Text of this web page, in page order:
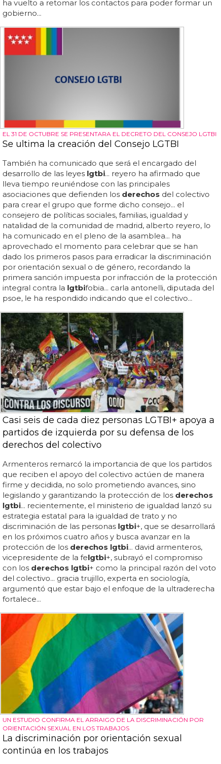
ha vuelto a retomar los contactos para poder formar un
gobierno...
EL 31 DE OCTUBRE SE PRESENTARA EL DECRETO DEL CONSEJO LGTBI
Se ultima la creación del Consejo LGTBI
También ha comunicado que será el encargado del
desarrollo de las leyes lgtbi... reyero ha afirmado que
lleva tiempo reuniéndose con las principales
asociaciones que defienden los derechos del colectivo
para crear el grupo que forme dicho consejo... el
consejero de políticas sociales, familias, igualdad y
natalidad de la comunidad de madrid, alberto reyero, lo
ha comunicado en el pleno de la asamblea... ha
aprovechado el momento para celebrar que se han
dado los primeros pasos para erradicar la discriminación
por orientación sexual o de género, recordando la
primera sanción impuesta por infracción de la protección
integral contra la lgtbifobia... carla antonelli, diputada del
psoe, le ha respondido indicando que el colectivo...
Casi seis de cada diez personas LGTBI+ apoya a
partidos de izquierda por su defensa de los
derechos del colectivo
Armenteros remarcó la importancia de que los partidos
que reciben el apoyo del colectivo actúen de manera
firme y decidida, no solo prometiendo avances, sino
legislando y garantizando la protección de los derechos
lgtbi... recientemente, el ministerio de igualdad lanzó su
estrategia estatal para la igualdad de trato y no
discriminación de las personas lgtbi+, que se desarrollará
en los próximos cuatro años y busca avanzar en la
protección de los derechos lgtbi... david armenteros,
vicepresidente de la felgtbi+, subrayó el compromiso
con los derechos lgtbi+ como la principal razón del voto
del colectivo... gracia trujillo, experta en sociología,
argumentó que estar bajo el enfoque de la ultraderecha
fortalece...
UN ESTUDIO CONFIRMA EL ARRAIGO DE LA DISCRIMINACIÓN POR
ORIENTACIÓN SEXUAL EN LOS TRABAJOS
La discriminación por orientación sexual
continúa en los trabajos